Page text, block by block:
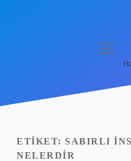
Yasal Uyarı
menüyü
ETIKET: SABIRLI
NELERDIR